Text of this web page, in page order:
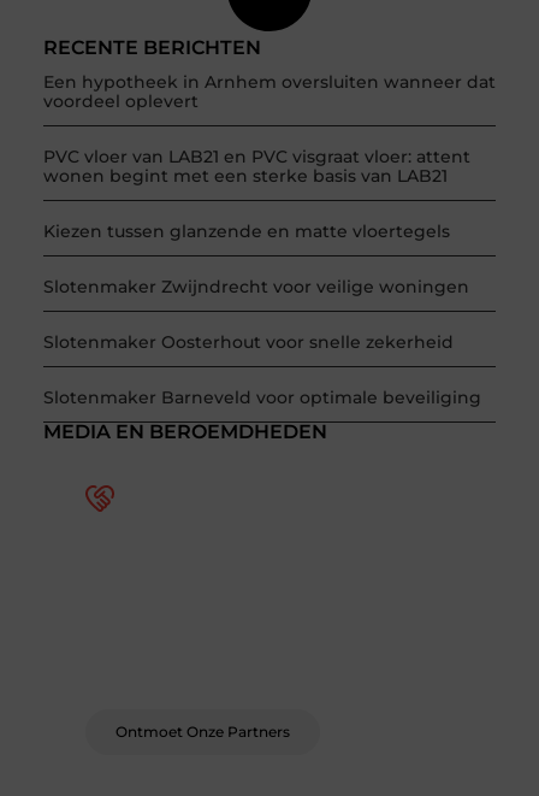
RECENTE BERICHTEN
Een hypotheek in Arnhem oversluiten wanneer dat
voordeel oplevert
PVC vloer van LAB21 en PVC visgraat vloer: attent
wonen begint met een sterke basis van LAB21
Kiezen tussen glanzende en matte vloertegels
Slotenmaker Zwijndrecht voor veilige woningen
Slotenmaker Oosterhout voor snelle zekerheid
Slotenmaker Barneveld voor optimale beveiliging
MEDIA EN BEROEMDHEDEN
Ontmoet Onze Partners